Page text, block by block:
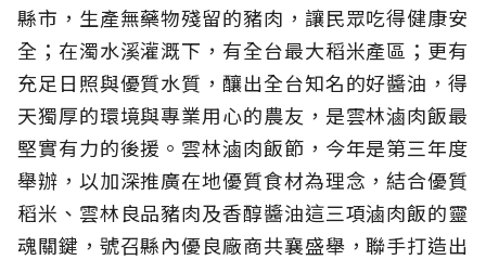
縣市，生產無藥物殘留的豬肉，讓民眾吃得健康安
全；在濁水溪灌溉下，有全台最大稻米產區；更有
充足日照與優質水質，釀出全台知名的好醬油，得
天獨厚的環境與專業用心的農友，是雲林滷肉飯最
堅實有力的後援。雲林滷肉飯節，今年是第三年度
舉辦，以加深推廣在地優質食材為理念，結合優質
稻米、雲林良品豬肉及香醇醬油這三項滷肉飯的靈
魂關鍵，號召縣內優良廠商共襄盛舉，聯手打造出